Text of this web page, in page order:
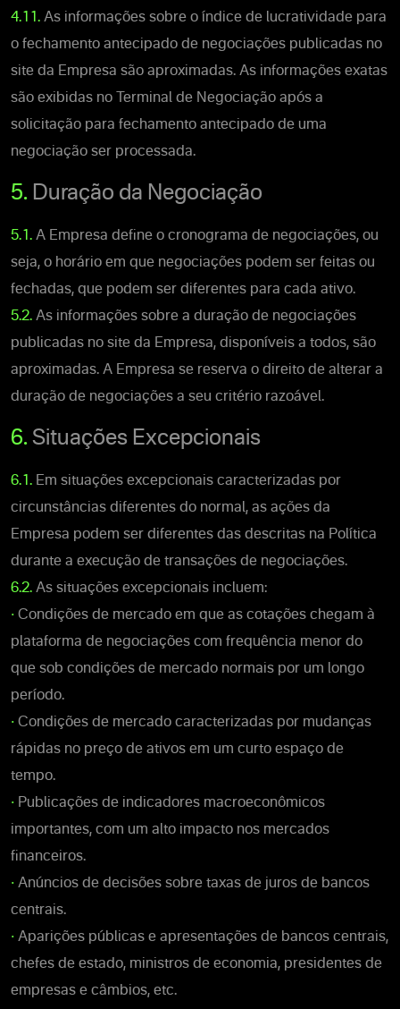
4.11. As informações sobre o índice de lucratividade para
o fechamento antecipado de negociações publicadas no
site da Empresa são aproximadas. As informações exatas
são exibidas no Terminal de Negociação após a
solicitação para fechamento antecipado de uma
negociação ser processada.
5. Duração da Negociação
5.1. A Empresa define o cronograma de negociações, ou
seja, o horário em que negociações podem ser feitas ou
fechadas, que podem ser diferentes para cada ativo.
5.2. As informações sobre a duração de negociações
publicadas no site da Empresa, disponíveis a todos, são
aproximadas. A Empresa se reserva o direito de alterar a
duração de negociações a seu critério razoável.
6. Situações Excepcionais
6.1. Em situações excepcionais caracterizadas por
circunstâncias diferentes do normal, as ações da
Empresa podem ser diferentes das descritas na Política
durante a execução de transações de negociações.
6.2. As situações excepcionais incluem:
• Condições de mercado em que as cotações chegam à
plataforma de negociações com frequência menor do
que sob condições de mercado normais por um longo
período.
• Condições de mercado caracterizadas por mudanças
rápidas no preço de ativos em um curto espaço de
tempo.
• Publicações de indicadores macroeconômicos
importantes, com um alto impacto nos mercados
financeiros.
• Anúncios de decisões sobre taxas de juros de bancos
centrais.
• Aparições públicas e apresentações de bancos centrais,
chefes de estado, ministros de economia, presidentes de
empresas e câmbios, etc.